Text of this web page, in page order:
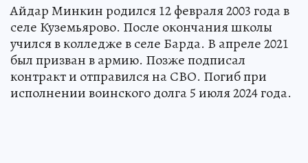
Айдар Минкин родился 12 февраля 2003 года в
селе Куземьярово. После окончания школы
учился в колледже в селе Барда. В апреле 2021
был призван в армию. Позже подписал
контракт и отправился на СВО. Погиб при
исполнении воинского долга 5 июля 2024 года.